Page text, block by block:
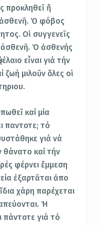
προκληθεῖ ἤ
ἀσθενῆ. Ὁ φόβος
Οἱ συγγενεῖς
Ὁ ἀσθενής
εἶναι γιά τήν
ζωή μιλοῦν ὅλες οἱ
καί μία
παντοτε; τό
γιά νά
θάνατο καί τήν
φέρνει ἔμμεση
ἐξαρτᾶται ἀπο
χάρη παρέχεται
Ἡ
πάντοτε γιά τό